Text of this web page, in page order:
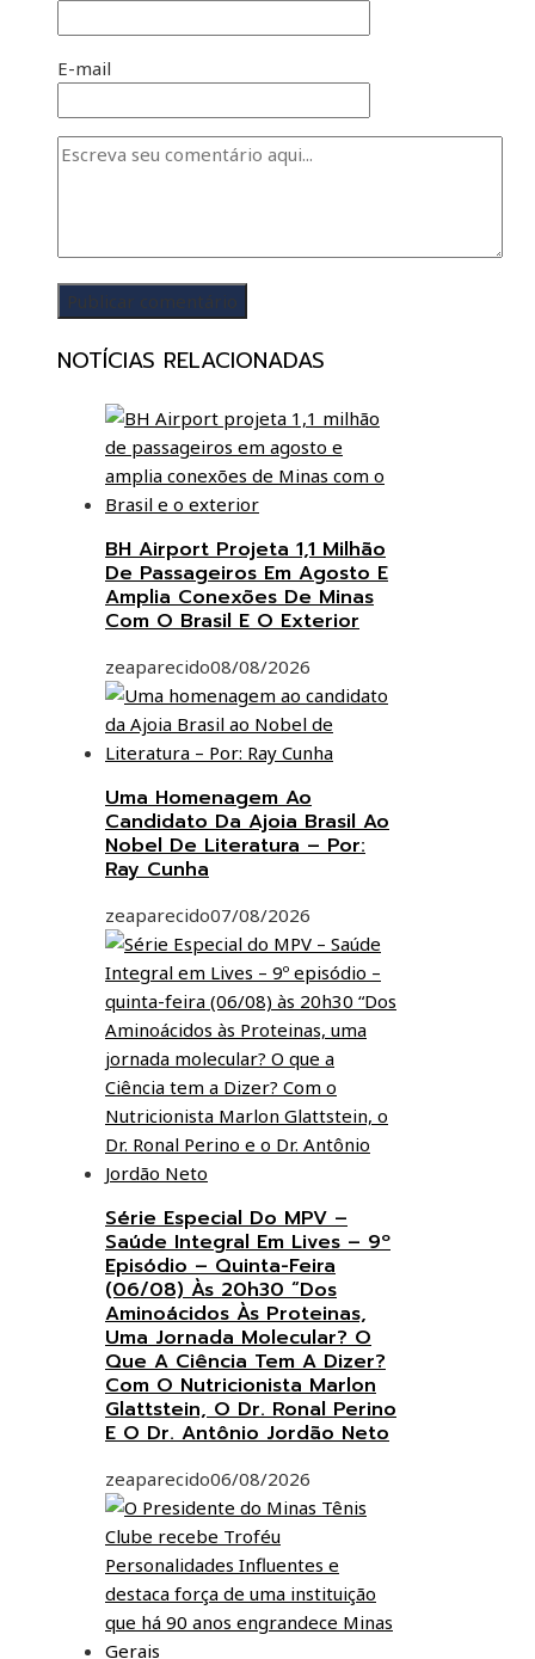
E-mail
NOTÍCIAS RELACIONADAS
BH Airport Projeta 1,1 Milhão
De Passageiros Em Agosto E
Amplia Conexões De Minas
Com O Brasil E O Exterior
zeaparecido08/08/2026
Uma Homenagem Ao
Candidato Da Ajoia Brasil Ao
Nobel De Literatura – Por:
Ray Cunha
zeaparecido07/08/2026
Série Especial Do MPV –
Saúde Integral Em Lives – 9º
Episódio – Quinta-Feira
(06/08) Às 20h30 “Dos
Aminoácidos Às Proteinas,
Uma Jornada Molecular? O
Que A Ciência Tem A Dizer?
Com O Nutricionista Marlon
Glattstein, O Dr. Ronal Perino
E O Dr. Antônio Jordão Neto
zeaparecido06/08/2026